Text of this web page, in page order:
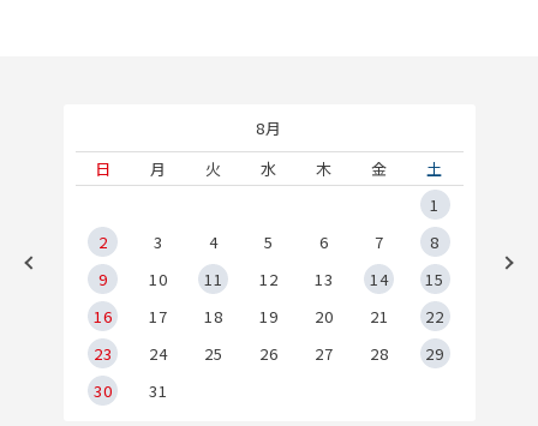
8月
日
月 火 水 木 金
土
1
2
3 4 5 6 7
8
9
10 11 12 13 14
15
16
17 18 19 20 21
22
23
24 25 26 27 28
29
30
31